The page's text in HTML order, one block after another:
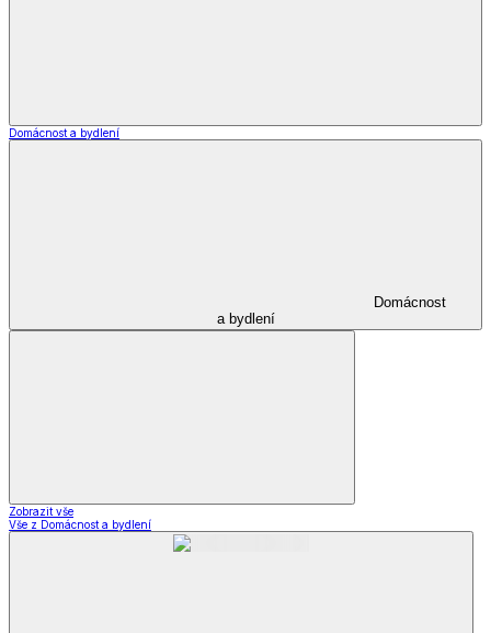
Domácnost a bydlení
Domácnost
a bydlení
Zobrazit vše
Vše z Domácnost a bydlení